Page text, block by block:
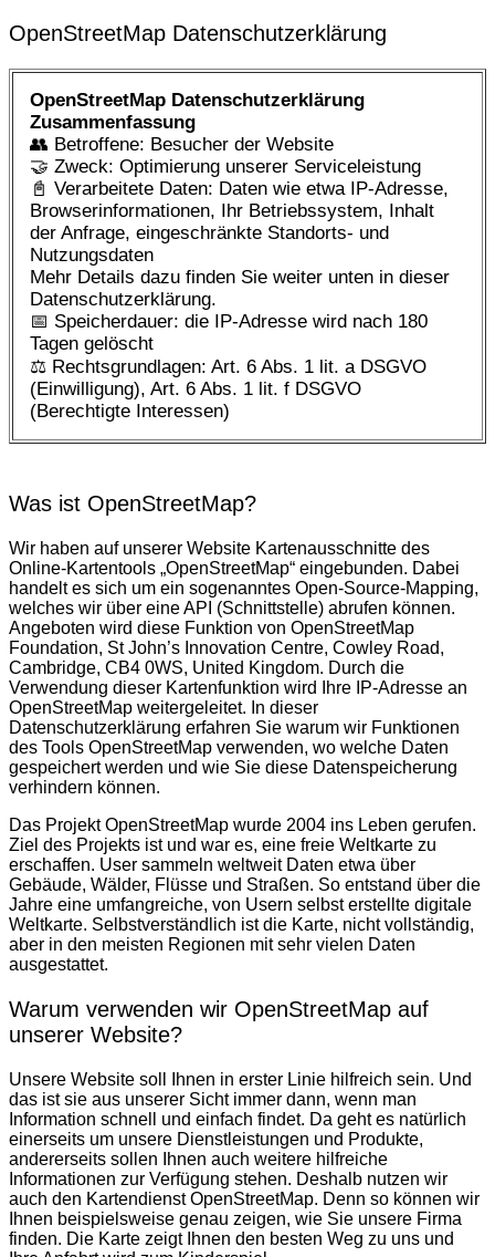
OpenStreetMap Datenschutzerklärung
OpenStreetMap Datenschutzerklärung
Zusammenfassung
👥 Betroffene: Besucher der Website
🤝 Zweck: Optimierung unserer Serviceleistung
📓 Verarbeitete Daten: Daten wie etwa IP-Adresse,
Browserinformationen, Ihr Betriebssystem, Inhalt
der Anfrage, eingeschränkte Standorts- und
Nutzungsdaten
Mehr Details dazu finden Sie weiter unten in dieser
Datenschutzerklärung.
📅 Speicherdauer: die IP-Adresse wird nach 180
Tagen gelöscht
⚖️ Rechtsgrundlagen: Art. 6 Abs. 1 lit. a DSGVO
(Einwilligung), Art. 6 Abs. 1 lit. f DSGVO
(Berechtigte Interessen)
Was ist OpenStreetMap?
Wir haben auf unserer Website Kartenausschnitte des
Online-Kartentools „OpenStreetMap“ eingebunden. Dabei
handelt es sich um ein sogenanntes Open-Source-Mapping,
welches wir über eine API (Schnittstelle) abrufen können.
Angeboten wird diese Funktion von OpenStreetMap
Foundation, St John’s Innovation Centre, Cowley Road,
Cambridge, CB4 0WS, United Kingdom. Durch die
Verwendung dieser Kartenfunktion wird Ihre IP-Adresse an
OpenStreetMap weitergeleitet. In dieser
Datenschutzerklärung erfahren Sie warum wir Funktionen
des Tools OpenStreetMap verwenden, wo welche Daten
gespeichert werden und wie Sie diese Datenspeicherung
verhindern können.
Das Projekt OpenStreetMap wurde 2004 ins Leben gerufen.
Ziel des Projekts ist und war es, eine freie Weltkarte zu
erschaffen. User sammeln weltweit Daten etwa über
Gebäude, Wälder, Flüsse und Straßen. So entstand über die
Jahre eine umfangreiche, von Usern selbst erstellte digitale
Weltkarte. Selbstverständlich ist die Karte, nicht vollständig,
aber in den meisten Regionen mit sehr vielen Daten
ausgestattet.
Warum verwenden wir OpenStreetMap auf
unserer Website?
Unsere Website soll Ihnen in erster Linie hilfreich sein. Und
das ist sie aus unserer Sicht immer dann, wenn man
Information schnell und einfach findet. Da geht es natürlich
einerseits um unsere Dienstleistungen und Produkte,
andererseits sollen Ihnen auch weitere hilfreiche
Informationen zur Verfügung stehen. Deshalb nutzen wir
auch den Kartendienst OpenStreetMap. Denn so können wir
Ihnen beispielsweise genau zeigen, wie Sie unsere Firma
finden. Die Karte zeigt Ihnen den besten Weg zu uns und